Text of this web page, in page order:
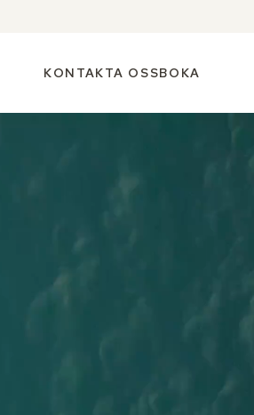
KONTAKTA OSSBOKA